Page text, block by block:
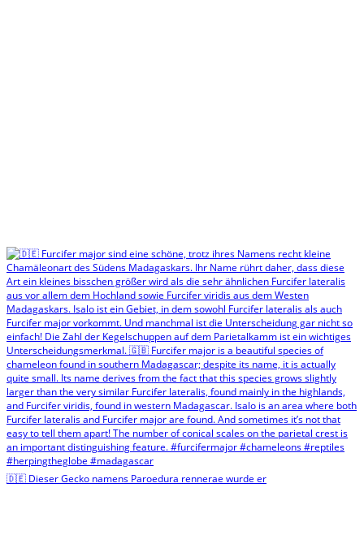
🇩🇪 Dieser Gecko namens Paroedura rennerae wurde er